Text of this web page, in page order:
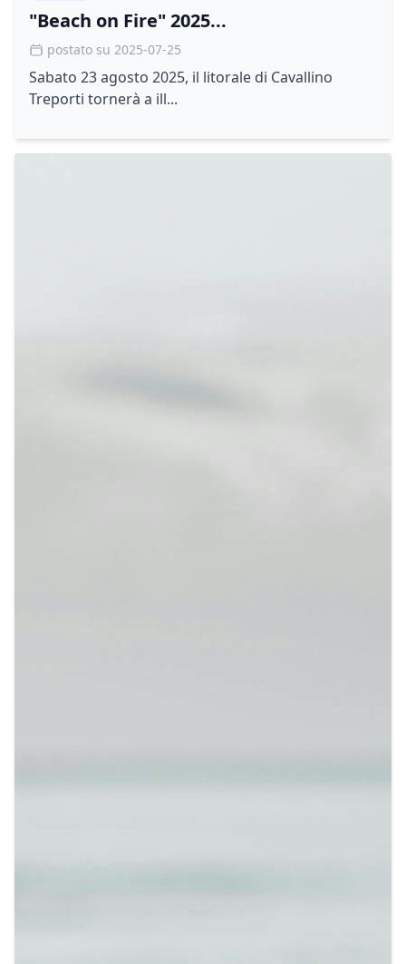
"Beach on Fire" 2025...
postato su 2025-07-25
Sabato 23 agosto 2025, il litorale di Cavallino
Treporti tornerà a ill...